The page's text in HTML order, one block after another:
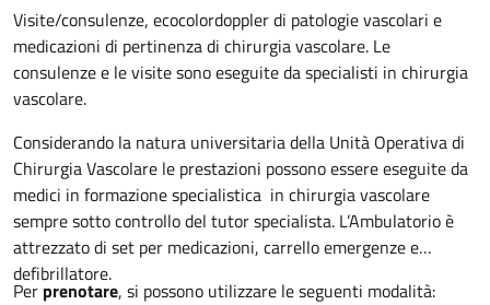
Descrizione
Visite/consulenze, ecocolordoppler di patologie vascolari e
medicazioni di pertinenza di chirurgia vascolare. Le
consulenze e le visite sono eseguite da specialisti in chirurgia
vascolare.
Considerando la natura universitaria della Unità Operativa di
Chirurgia Vascolare le prestazioni possono essere eseguite da
medici in formazione specialistica in chirurgia vascolare
sempre sotto controllo del tutor specialista. L’Ambulatorio è
attrezzato di set per medicazioni, carrello emergenze e
defibrillatore.
Per prenotare, si possono utilizzare le seguenti modalità: